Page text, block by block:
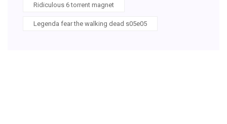
Ridiculous 6 torrent magnet
Legenda fear the walking dead s05e05